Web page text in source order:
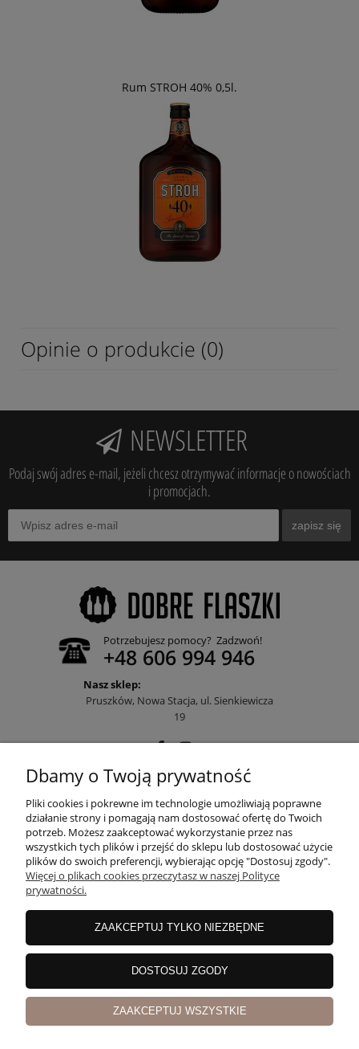
Rum STROH 40% 0,5l.
Opinie o produkcie (0)
NEWSLETTER
Podaj swój adres e-mail, jeżeli chcesz otrzymywać informacje o nowościach
i promocjach.
zapisz się
Potrzebujesz pomocy? Zadzwoń!
+48 606 994 946
Nasz sklep:
Pruszków, Nowa Stacja, ul. Sienkiewicza
19
POMOC
MOJE KONTO
PŁATNOŚCI I DOSTAWA
INFORMACJE
O NAS
Dbamy o Twoją prywatność
Pliki cookies i pokrewne im technologie umożliwiają poprawne
działanie strony i pomagają nam dostosować ofertę do Twoich
potrzeb. Możesz zaakceptować wykorzystanie przez nas
wszystkich tych plików i przejść do sklepu lub dostosować użycie
plików do swoich preferencji, wybierając opcję "Dostosuj zgody".
Więcej o plikach cookies przeczytasz w naszej Polityce
prywatności.
ZAAKCEPTUJ TYLKO NIEZBĘDNE
DOSTOSUJ ZGODY
ZAAKCEPTUJ WSZYSTKIE